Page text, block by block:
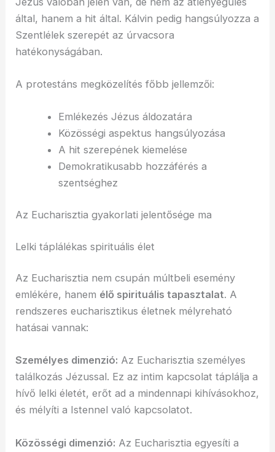
által, hanem a hit által. Kálvin pedig hangsúlyozza a
Szentlélek szerepét az úrvacsora
hatékonyságában.
A protestáns megközelítés főbb jellemzői:
Emlékezés Jézus áldozatára
Közösségi aspektus hangsúlyozása
A hit szerepének kiemelése
Demokratikusabb hozzáférés a
szentséghez
Az Eucharisztia gyakorlati jelentősége ma
Lelki táplálékas spirituális élet
Az Eucharisztia nem csupán múltbeli esemény
emlékére, hanem élő spirituális tapasztalat. A
rendszeres eucharisztikus életnek mélyreható
hatásai vannak:
Személyes dimenzió: Az Eucharisztia személyes
találkozás Jézussal. Ez az intim kapcsolat táplálja a
hívő lelki életét, erőt ad a mindennapi kihívásokhoz,
és mélyíti a Istennel való kapcsolatot.
Közösségi dimenzió: Az Eucharisztia egyesíti a